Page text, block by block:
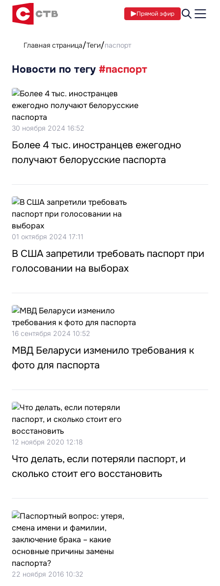
Прямой эфир
Главная страница Теги паспорт
Новости по тегу #паспорт
30 ноября 2024 16:52
Более 4 тыс. иностранцев ежегодно
получают белорусские паспорта
01 октября 2024 17:11
В США запретили требовать паспорт при
голосовании на выборах
16 сентября 2024 10:52
МВД Беларуси изменило требования к
фото для паспорта
12 ноября 2020 12:18
Что делать, если потеряли паспорт, и
сколько стоит его восстановить
22 ноября 2016 10:32